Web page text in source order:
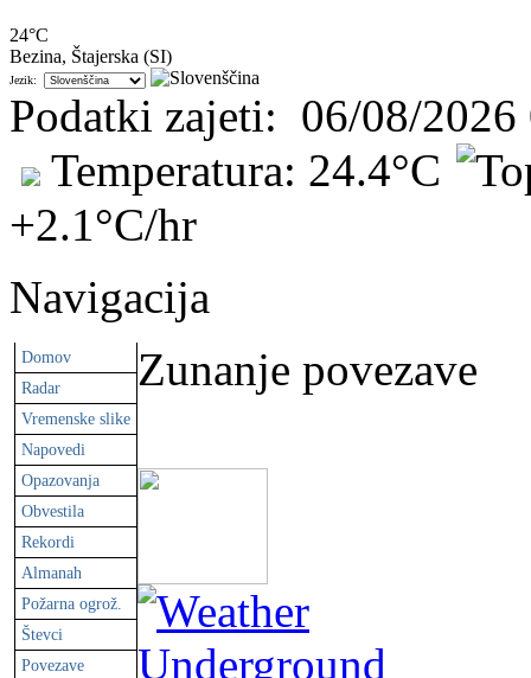
24°C
Bezina, Štajerska (SI)
Jezik:
Podatki zajeti: 06/08/2026
Temperatura: 24.4°C
+2.1°C/hr
Navigacija
Domov
Radar
Vremenske slike
Napovedi
Opazovanja
Obvestila
Rekordi
Almanah
Požarna ogrož.
Števci
Povezave
Zunanje povezave